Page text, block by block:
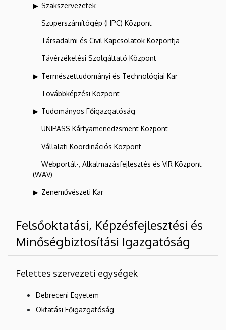
Szakszervezetek
Szuperszámítógép (HPC) Központ
Társadalmi és Civil Kapcsolatok Központja
Távérzékelési Szolgáltató Központ
Természettudományi és Technológiai Kar
Továbbképzési Központ
Tudományos Főigazgatóság
UNIPASS Kártyamenedzsment Központ
Vállalati Koordinációs Központ
Webportál-, Alkalmazásfejlesztés és VIR Központ
(WAV)
Zeneművészeti Kar
Felsőoktatási, Képzésfejlesztési és
Minőségbiztosítási Igazgatóság
Felettes szervezeti egységek
Debreceni Egyetem
Oktatási Főigazgatóság